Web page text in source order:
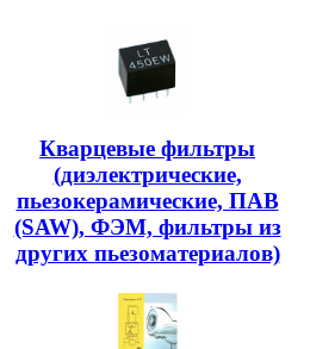
Кварцевые фильтры
(диэлектрические,
пьезокерамические, ПАВ
(SAW), ФЭМ, фильтры из
других пьезоматериалов)